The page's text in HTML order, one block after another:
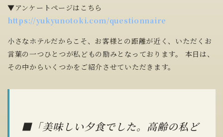
▼アンケートページはこちら
https://yukyunotoki.com/questionnaire
小さなホテルだからこそ、お客様との距離が近く、いただくお
言葉の一つひとつが私どもの励みとなっております。 本日は、
その中からいくつかをご紹介させていただきます。
■「美味しい夕食でした。高齢の私ど